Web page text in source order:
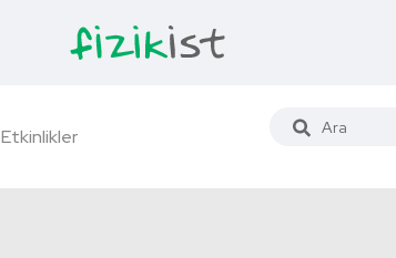
Etkinlikler